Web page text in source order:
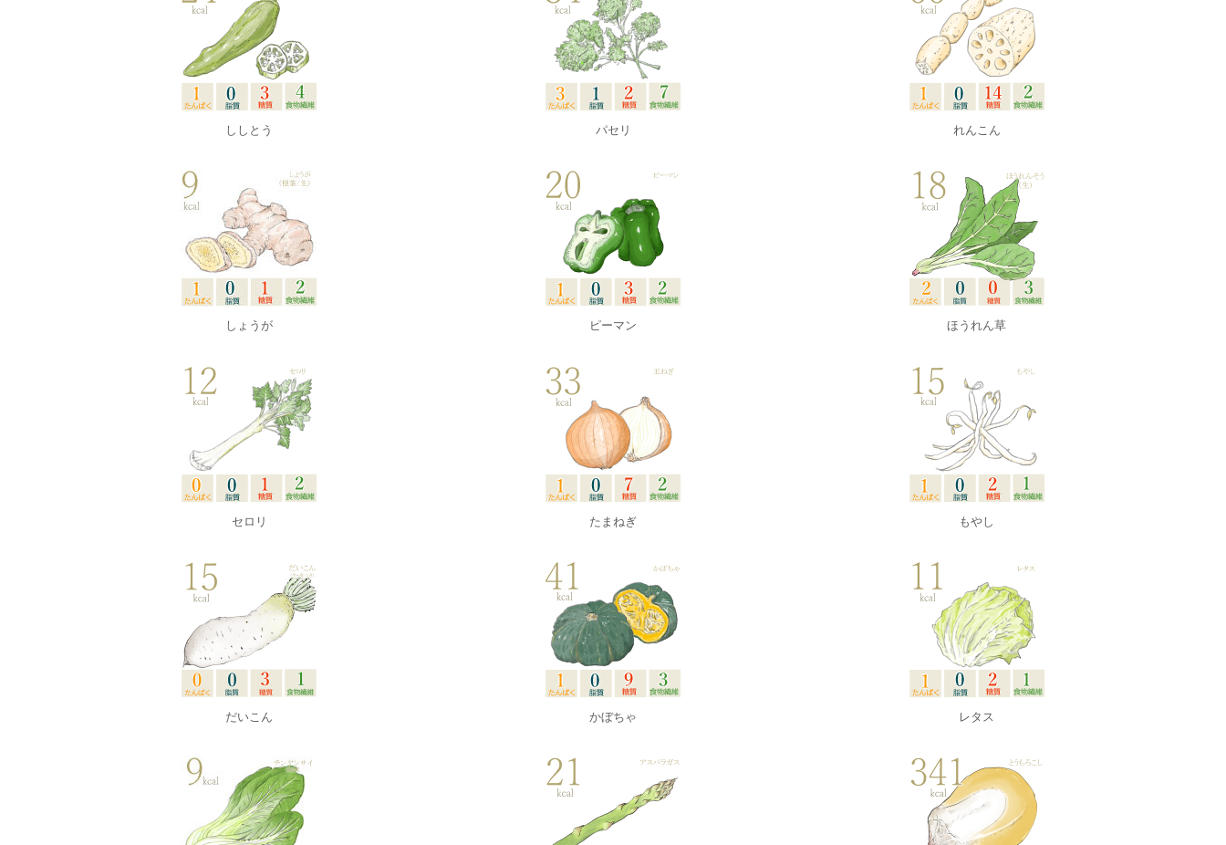
ししとう
しょうが
セロリ
だいこん
パセリ
ピーマン
たまねぎ
かぼちゃ
れんこん
ほうれん草
もやし
レタス